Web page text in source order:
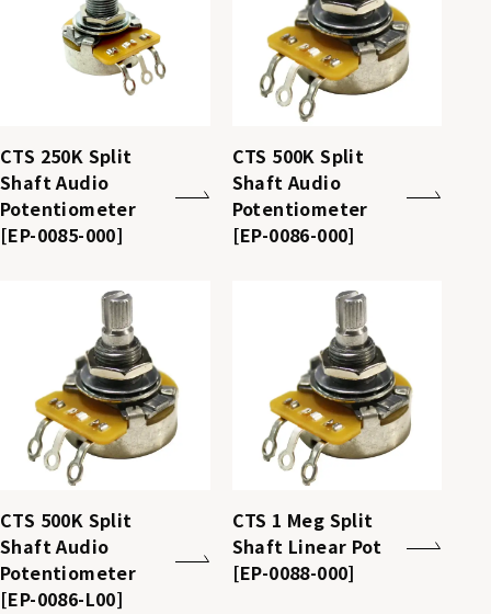
CTS 250K Split
Shaft Audio
Potentiometer
[EP-0085-000]
CTS 500K Split
Shaft Audio
Potentiometer
[EP-0086-000]
CTS 500K Split
Shaft Audio
Potentiometer
[EP-0086-L00]
CTS 1 Meg Split
Shaft Linear Pot
[EP-0088-000]